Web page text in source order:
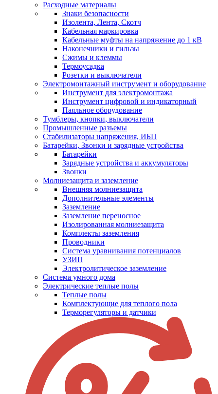
Расходные материалы
Знаки безопасности
Изолента, Лента, Скотч
Кабельная маркировка
Кабельные муфты на напряжение до 1 кВ
Наконечники и гильзы
Сжимы и клеммы
Термоусадка
Розетки и выключатели
Электромонтажный инструмент и оборудование
Инструмент для электромонтажа
Инструмент цифровой и индикаторный
Паяльное оборудование
Тумблеры, кнопки, выключатели
Промышленные разъемы
Стабилизаторы напряжения, ИБП
Батарейки, Звонки и зарядные устройства
Батарейки
Зарядные устройства и аккумуляторы
Звонки
Молниезащита и заземление
Внешняя молниезащита
Дополнительные элементы
Заземление
Заземление переносное
Изолированная молниезащита
Комплекты заземления
Проводники
Система уравнивания потенциалов
УЗИП
Электролитическое заземление
Система умного дома
Электрические теплые полы
Теплые полы
Комплектующие для теплого пола
Терморегуляторы и датчики